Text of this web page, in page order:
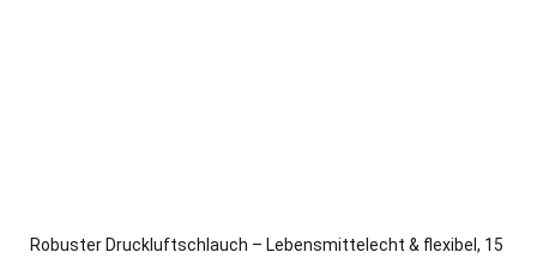
Robuster Druckluftschlauch – Lebensmittelecht & flexibel, 15